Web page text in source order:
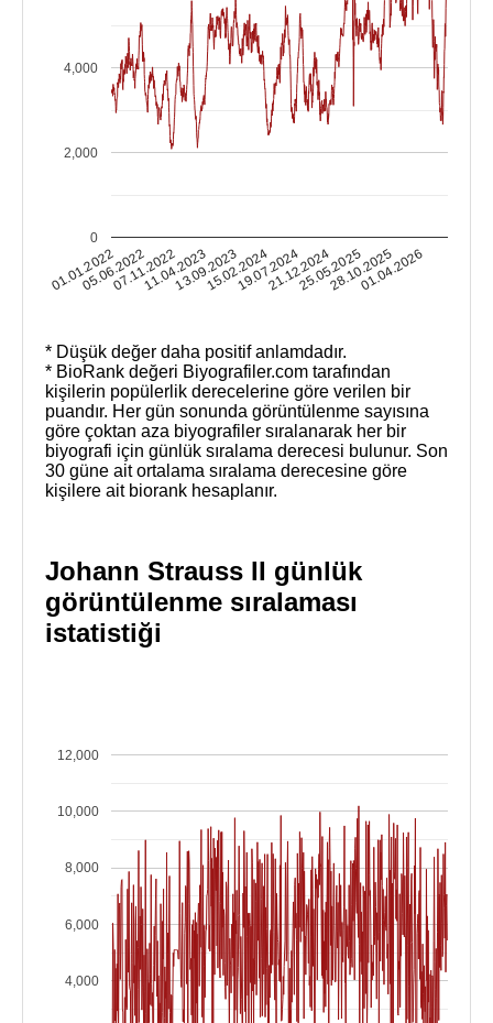
01.01.2022
05.06.2022
07.11.2022
11.04.2023
13.09.2023
15.02.2024
19.07.2024
21.12.2024
25.05.2025
28.10.2025
01.04.2026
0
2,000
4,000
* Düşük değer daha positif anlamdadır.
* BioRank değeri Biyografiler.com tarafından
kişilerin popülerlik derecelerine göre verilen bir
puandır. Her gün sonunda görüntülenme sayısına
göre çoktan aza biyografiler sıralanarak her bir
biyografi için günlük sıralama derecesi bulunur. Son
30 güne ait ortalama sıralama derecesine göre
kişilere ait biorank hesaplanır.
Johann Strauss II günlük
görüntülenme sıralaması
istatistiği
4,000
6,000
8,000
10,000
12,000